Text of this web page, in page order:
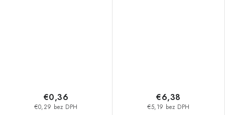
€0,29 bez DPH
€0,36
€5,19 bez DPH
€6,38